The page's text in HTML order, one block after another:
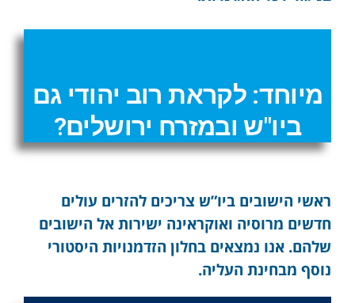
מיוחד: לקראת רוב יהודי גם
ביו"ש ובמזרח ירושלים?
ראשי הישובים ביו”ש צריכים להזרים עולים
חדשים מרוסיה ואוקראינה ישירות אל הישובים
שלהם. אנו נמצאים בחלון הזדמנויות היסטורי
נוסף מבחינת העליה.